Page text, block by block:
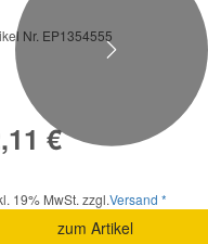
Nr. EP1354555
€
19% MwSt. zzgl.Versand *
zum Artikel
Next